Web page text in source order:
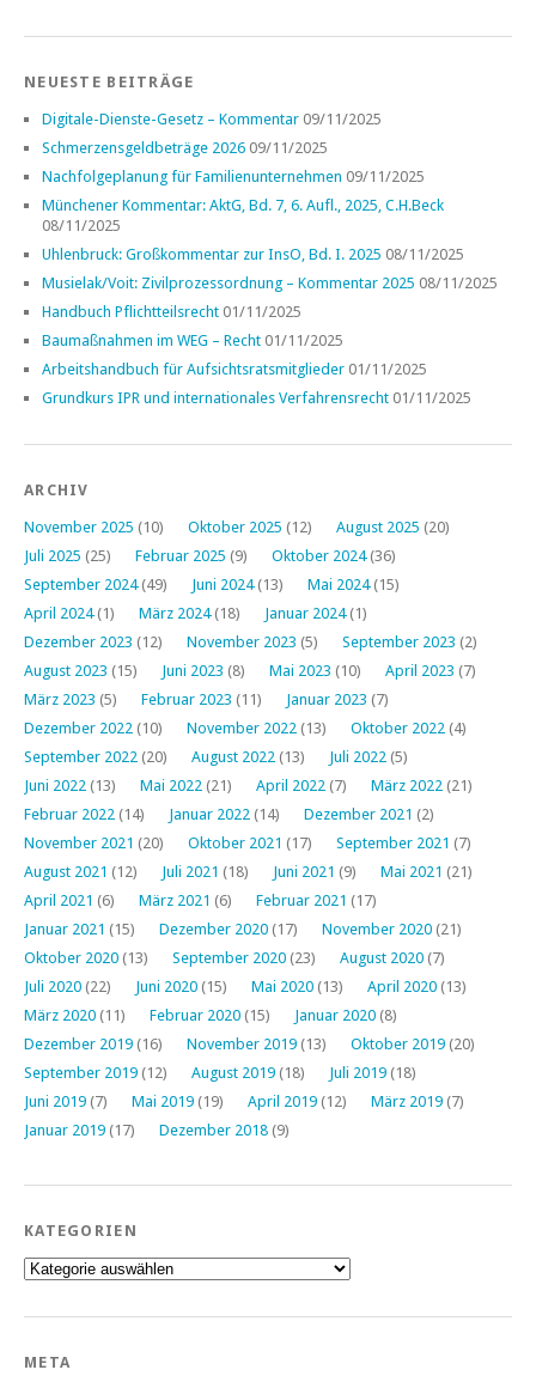
NEUESTE BEITRÄGE
Digitale-Dienste-Gesetz – Kommentar 09/11/2025
Schmerzensgeldbeträge 2026 09/11/2025
Nachfolgeplanung für Familienunternehmen 09/11/2025
Münchener Kommentar: AktG, Bd. 7, 6. Aufl., 2025, C.H.Beck
08/11/2025
Uhlenbruck: Großkommentar zur InsO, Bd. I. 2025 08/11/2025
Musielak/Voit: Zivilprozessordnung – Kommentar 2025 08/11/2025
Handbuch Pflichtteilsrecht 01/11/2025
Baumaßnahmen im WEG – Recht 01/11/2025
Arbeitshandbuch für Aufsichtsratsmitglieder 01/11/2025
Grundkurs IPR und internationales Verfahrensrecht 01/11/2025
ARCHIV
November 2025 (10) Oktober 2025 (12) August 2025 (20)
Juli 2025 (25) Februar 2025 (9) Oktober 2024(36)
September 2024(49) Juni 2024(13) Mai 2024(15)
April 2024(1) März 2024(18) Januar 2024(1)
Dezember 2023 (12) November 2023 (5) September 2023 (2)
August 2023 (15) Juni 2023 (8) Mai 2023 (10) April 2023 (7)
März 2023 (5) Februar 2023 (11) Januar 2023 (7)
Dezember 2022 (10) November 2022 (13) Oktober 2022 (4)
September 2022 (20) August 2022 (13) Juli 2022 (5)
Juni 2022 (13) Mai 2022 (21) April 2022 (7) März 2022 (21)
Februar 2022 (14) Januar 2022 (14) Dezember 2021 (2)
November 2021 (20) Oktober 2021 (17) September 2021 (7)
August 2021 (12) Juli 2021 (18) Juni 2021 (9) Mai 2021 (21)
April 2021 (6) März 2021 (6) Februar 2021 (17)
Januar 2021 (15) Dezember 2020 (17) November 2020 (21)
Oktober 2020 (13) September 2020 (23) August 2020 (7)
Juli 2020 (22) Juni 2020 (15) Mai 2020 (13) April 2020 (13)
März 2020 (11) Februar 2020 (15) Januar 2020 (8)
Dezember 2019 (16) November 2019 (13) Oktober 2019 (20)
September 2019 (12) August 2019 (18) Juli 2019 (18)
Juni 2019 (7) Mai 2019 (19) April 2019 (12) März 2019 (7)
Januar 2019 (17) Dezember 2018 (9)
KATEGORIEN
Kategorien
META